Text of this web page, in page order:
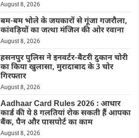
August 8, 2026
बम-बम भोले के जयकारों से गूंजा गजरौला,
कांवड़ियों का जत्था मंजिल की ओर रवाना
August 8, 2026
हसनपुर पुलिस ने इनवर्टर-बैटरी दुकान चोरी
का किया खुलासा, मुरादाबाद के 3 चोर
गिरफ्तार
August 8, 2026
Aadhaar Card Rules 2026 : आधार
कार्ड की ये 8 गलतियां रोक सकती हैं आपका
बैंक, पैन और पासपोर्ट का काम
August 8, 2026